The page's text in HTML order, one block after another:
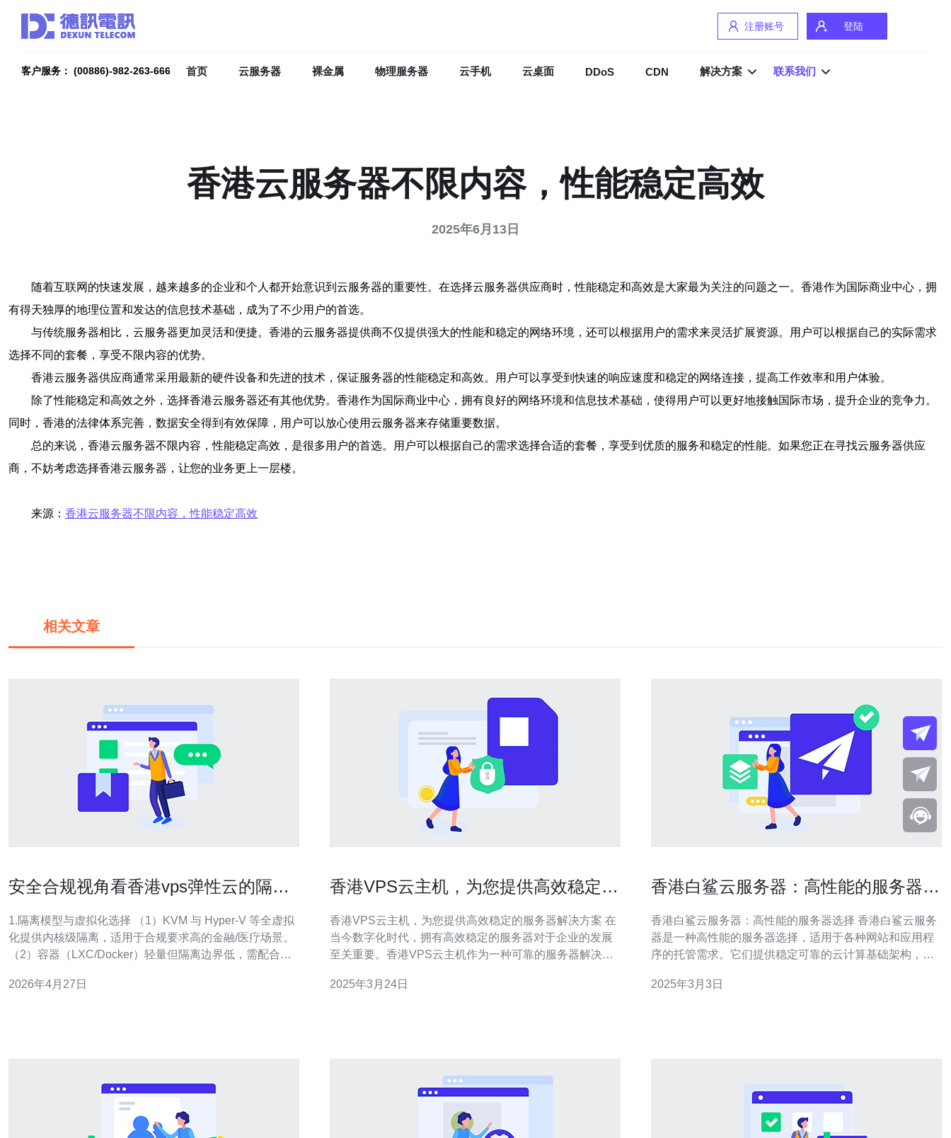
注册账号 登陆
客户服务： (00886)-982-263-666 首页 云服务器 裸金属 物理服务器 云手机 云桌面 DDoS CDN 解决方案 联系我们
香港云服务器不限内容，性能稳定高效
2025年6月13日
随着互联网的快速发展，越来越多的企业和个人都开始意识到云服务器的重要性。在选择云服务器供应商时，性能稳定和高效是大家最为关注的问题之一。香港作为国际商业中心，拥
有得天独厚的地理位置和发达的信息技术基础，成为了不少用户的首选。
与传统服务器相比，云服务器更加灵活和便捷。香港的云服务器提供商不仅提供强大的性能和稳定的网络环境，还可以根据用户的需求来灵活扩展资源。用户可以根据自己的实际需求
选择不同的套餐，享受不限内容的优势。
香港云服务器供应商通常采用最新的硬件设备和先进的技术，保证服务器的性能稳定和高效。用户可以享受到快速的响应速度和稳定的网络连接，提高工作效率和用户体验。
除了性能稳定和高效之外，选择香港云服务器还有其他优势。香港作为国际商业中心，拥有良好的网络环境和信息技术基础，使得用户可以更好地接触国际市场，提升企业的竞争力。
同时，香港的法律体系完善，数据安全得到有效保障，用户可以放心使用云服务器来存储重要数据。
总的来说，香港云服务器不限内容，性能稳定高效，是很多用户的首选。用户可以根据自己的需求选择合适的套餐，享受到优质的服务和稳定的性能。如果您正在寻找云服务器供应
商，不妨考虑选择香港云服务器，让您的业务更上一层楼。
来源： 香港云服务器不限内容，性能稳定高效
相关文章
安全合规视角看香港vps弹性云的隔离
1.隔离模型与虚拟化选择 （1）KVM 与 Hyper-V 等全虚拟
化提供内核级隔离，适用于合规要求高的金融/医疗场景。
（2）容器（LXC/Docker）轻量但隔离边界低，需配合
硬件隔离：物理服务器或裸金属实例为最高隔离等级，适
2026年4月27日
香港VPS云主机，为您提供高效稳定的
香港VPS云主机，为您提供高效稳定的服务器解决方案 在
当今数字化时代，拥有高效稳定的服务器对于企业的发展
至关重要。香港VPS云主机作为一种可靠的服务器解决方
本文将介绍香港VPS云主机的特点、优势以及如何选择合
2025年3月24日
香港白鲨云服务器：高性能的服务器选
香港白鲨云服务器：高性能的服务器选择 香港白鲨云服务
器是一种高性能的服务器选择，适用于各种网站和应用程
序的托管需求。它们提供稳定可靠的云计算基础架构，可
云服务器采用先进的硬件和软件技术，确保提供卓越的性
2025年3月3日